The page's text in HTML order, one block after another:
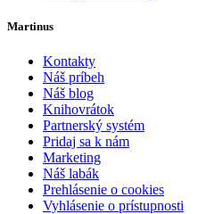
Martinus
Kontakty
Náš príbeh
Náš blog
Knihovrátok
Partnerský systém
Pridaj sa k nám
Marketing
Náš labák
Prehlásenie o cookies
Vyhlásenie o prístupnosti